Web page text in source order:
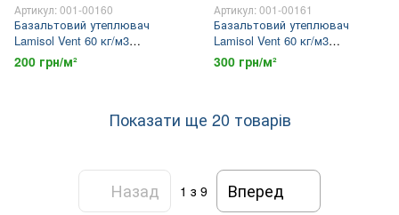
Артикул: 001-00160
Базальтовий утеплювач
Lamisol Vent 60 кг/м3
товщиною 100 мм
200 грн/м²
Артикул: 001-00161
Базальтовий утеплювач
Lamisol Vent 60 кг/м3
товщиною 150 мм
300 грн/м²
Показати ще 20 товарів
Назад 1 з 9 Вперед